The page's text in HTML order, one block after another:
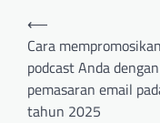
Post
navigation
⟵
Cara mempromosikan
podcast Anda dengan
pemasaran email
tahun 2025